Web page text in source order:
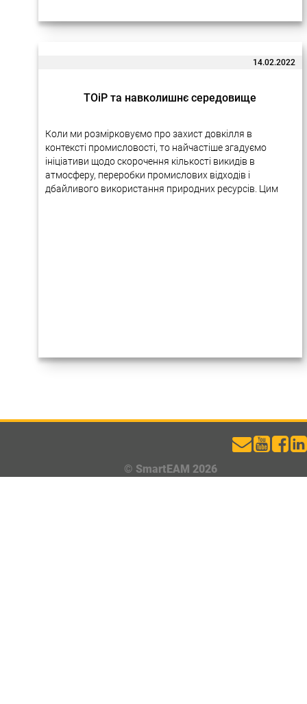
14.02.2022
ТОіР та навколишнє середовище
Коли ми розмірковуємо про захист довкілля в
контексті промисловості, то найчастіше згадуємо
ініціативи щодо скорочення кількості викидів в
атмосферу, переробки промислових відходів і
дбайливого використання природних ресурсів. Цим
© SmartEAM 2026